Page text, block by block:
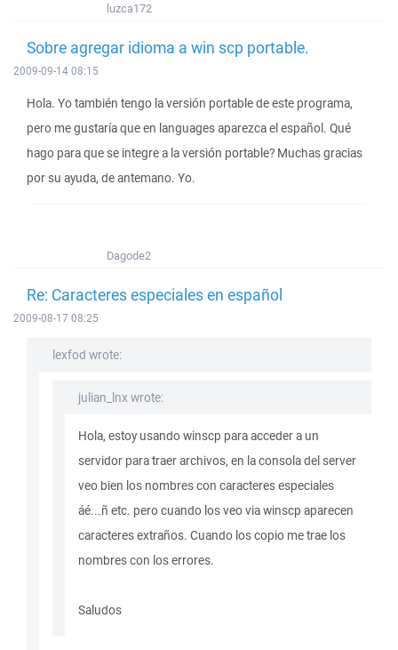
luzca172
Sobre agregar idioma a win scp portable.
2009-09-14 08:15
Hola. Yo también tengo la versión portable de este programa,
pero me gustaría que en languages aparezca el español. Qué
hago para que se integre a la versión portable? Muchas gracias
por su ayuda, de antemano. Yo.
Dagode2
Re: Caracteres especiales en español
2009-08-17 08:25
lexfod wrote:
julian_lnx wrote:
Hola, estoy usando winscp para acceder a un
servidor para traer archivos, en la consola del server
veo bien los nombres con caracteres especiales
áé...ñ etc. pero cuando los veo via winscp aparecen
caracteres extraños. Cuando los copio me trae los
nombres con los errores.
Saludos